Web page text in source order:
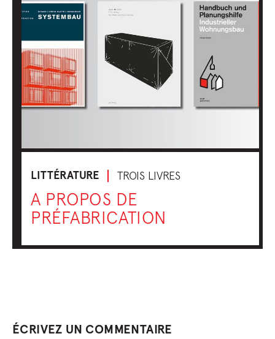
LITTÉRATURE TROIS LIVRES
A PROPOS DE
PRÉFABRICATION
ÉCRIVEZ UN COMMENTAIRE